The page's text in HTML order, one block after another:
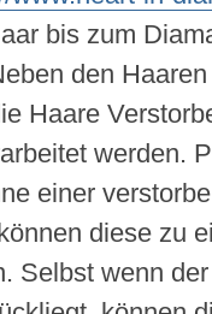
bis zum
den
Haare
werden.
einer
diese zu
Selbst wenn